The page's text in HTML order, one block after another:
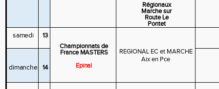
Régionaux
Marche sur
Route Le
Pontet
samedi
13
Championnats de
France MASTERS
Epinal
REGIONAL EC et MARCHE
Aix en Pce
dimanche
14